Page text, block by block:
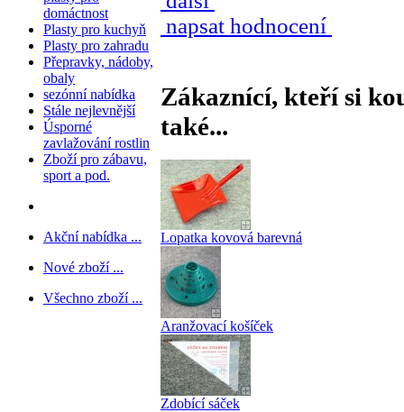
domáctnost
Plasty pro kuchyň
Plasty pro zahradu
Přepravky, nádoby,
obaly
sezónní nabídka
Stále nejlevnější
Úsporné
zavlažování rostlin
Zboží pro zábavu,
sport a pod.
Akční nabídka ...
Nové zboží ...
Všechno zboží ...
napsat hodnocení
Zákaznící, kteří si
také...
Lopatka kovová barevná
Aranžovací košíček
Zdobící sáček